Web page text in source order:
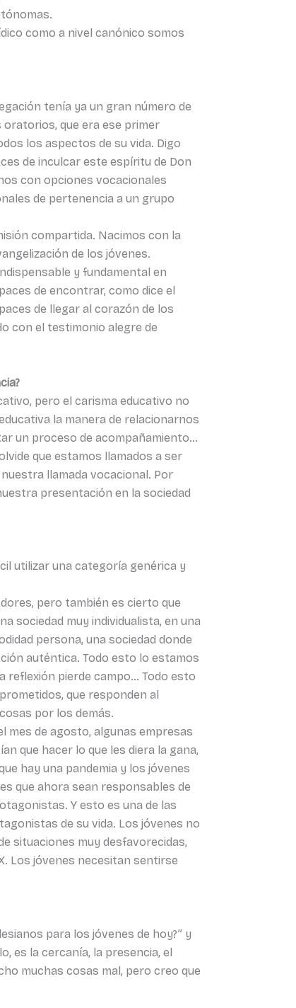
como a nivel canónico somos
tenía ya un gran número de
que era ese primer
los aspectos de su vida. Digo
de inculcar este espíritu de Don
con opciones vocacionales
de pertenencia a un grupo
compartida. Nacimos con la
de los jóvenes.
y fundamental en
de encontrar, como dice el
de llegar al corazón de los
con el testimonio alegre de
pero el carisma educativo no
la manera de relacionarnos
un proceso de acompañamiento…
que estamos llamados a ser
llamada vocacional. Por
presentación en la sociedad
utilizar una categoría genérica y
pero también es cierto que
sociedad muy individualista, en una
persona, una sociedad donde
auténtica. Todo esto lo estamos
reflexión pierde campo… Todo esto
que responden al
por los demás.
mes de agosto, algunas empresas
que hacer lo que les diera la gana,
hay una pandemia y los jóvenes
que ahora sean responsables de
Y esto es una de las
de su vida. Los jóvenes no
situaciones muy desfavorecidas,
Los jóvenes necesitan sentirse
para los jóvenes de hoy?” y
es la cercanía, la presencia, el
muchas cosas mal, pero creo que